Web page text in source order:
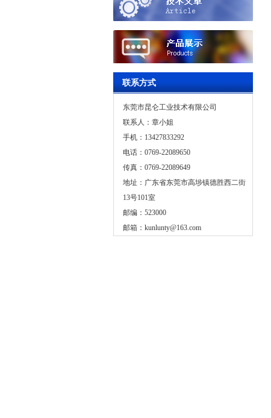
联系方式
东莞市昆仑工业技术有限公司
联系人：章小姐
手机：13427833292
电话：0769-22089650
传真：0769-22089649
地址：广东省东莞市高埗镇德胜西二街
13号101室
邮编：523000
邮箱： kunlunty@163.com